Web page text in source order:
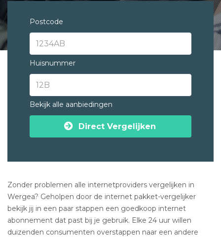
Postcode
Huisnummer
Bekijk alle aanbiedingen
Direct Vergelijken
Zonder problemen alle internetproviders vergelijken in
Wergea? Geholpen door de internet pakket-vergelijker
bekijk jij in een paar stappen een goedkoop internet
abonnement dat past bij je gebruik. Elke 24 uur willen
duizenden consumenten overstappen naar een andere